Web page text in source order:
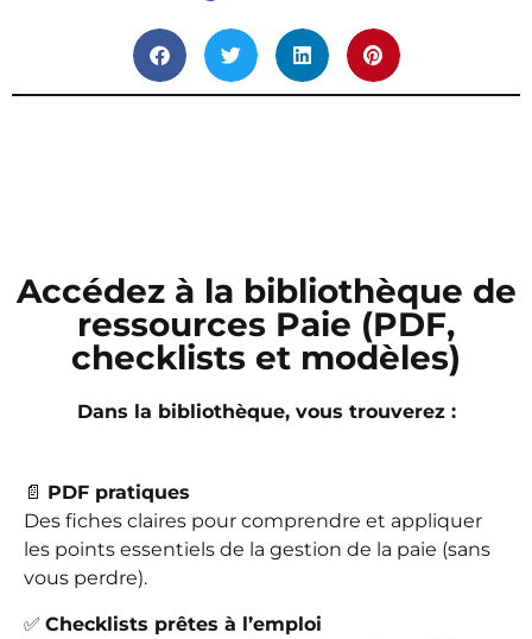
Accédez à la bibliothèque de
ressources Paie (PDF,
checklists et modèles)
Dans la bibliothèque, vous trouverez :
📄 PDF pratiques
Des fiches claires pour comprendre et appliquer
les points essentiels de la gestion de la paie (sans
vous perdre).
✅ Checklists prêtes à l’emploi